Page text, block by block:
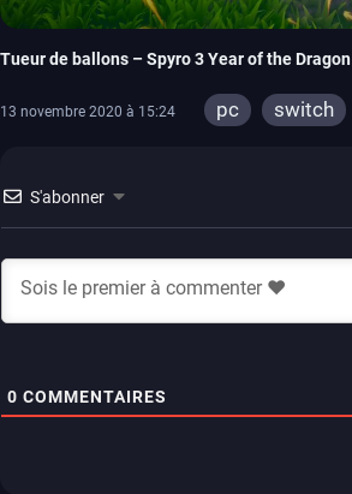
Tueur de ballons – Spyro 3 Year of the Dragon
13 novembre 2020 à 15:24 pc switch
S'abonner
0 COMMENTAIRES